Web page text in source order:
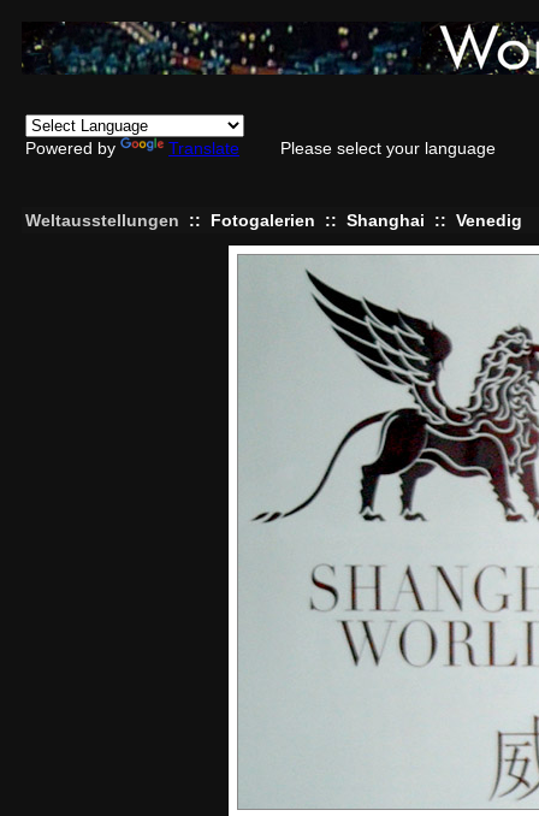
Powered by Translate Please select your language
Weltausstellungen :: Fotogalerien :: Shanghai :: Venedig